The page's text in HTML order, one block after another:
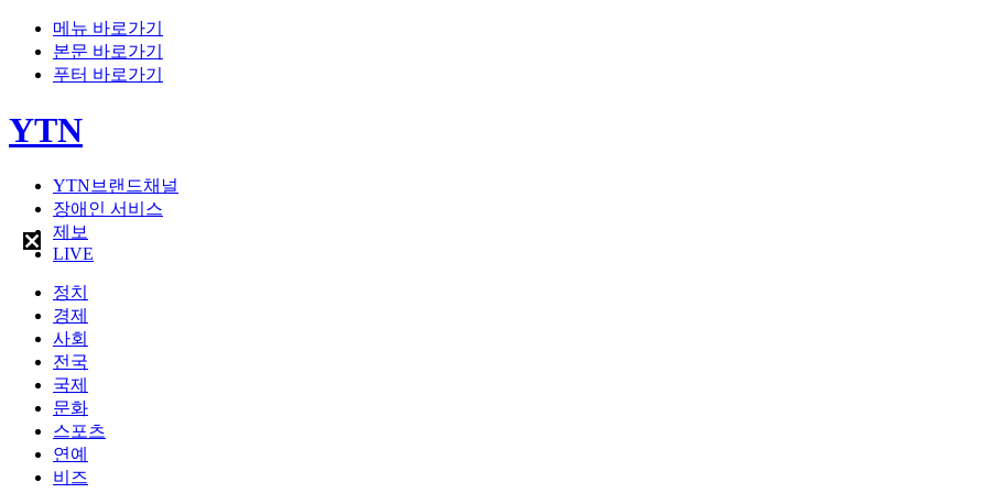
메뉴 바로가기
본문 바로가기
푸터 바로가기
YTN
YTN브랜드채널
장애인 서비스
제보
LIVE
정치
경제
사회
전국
국제
문화
스포츠
연예
비즈